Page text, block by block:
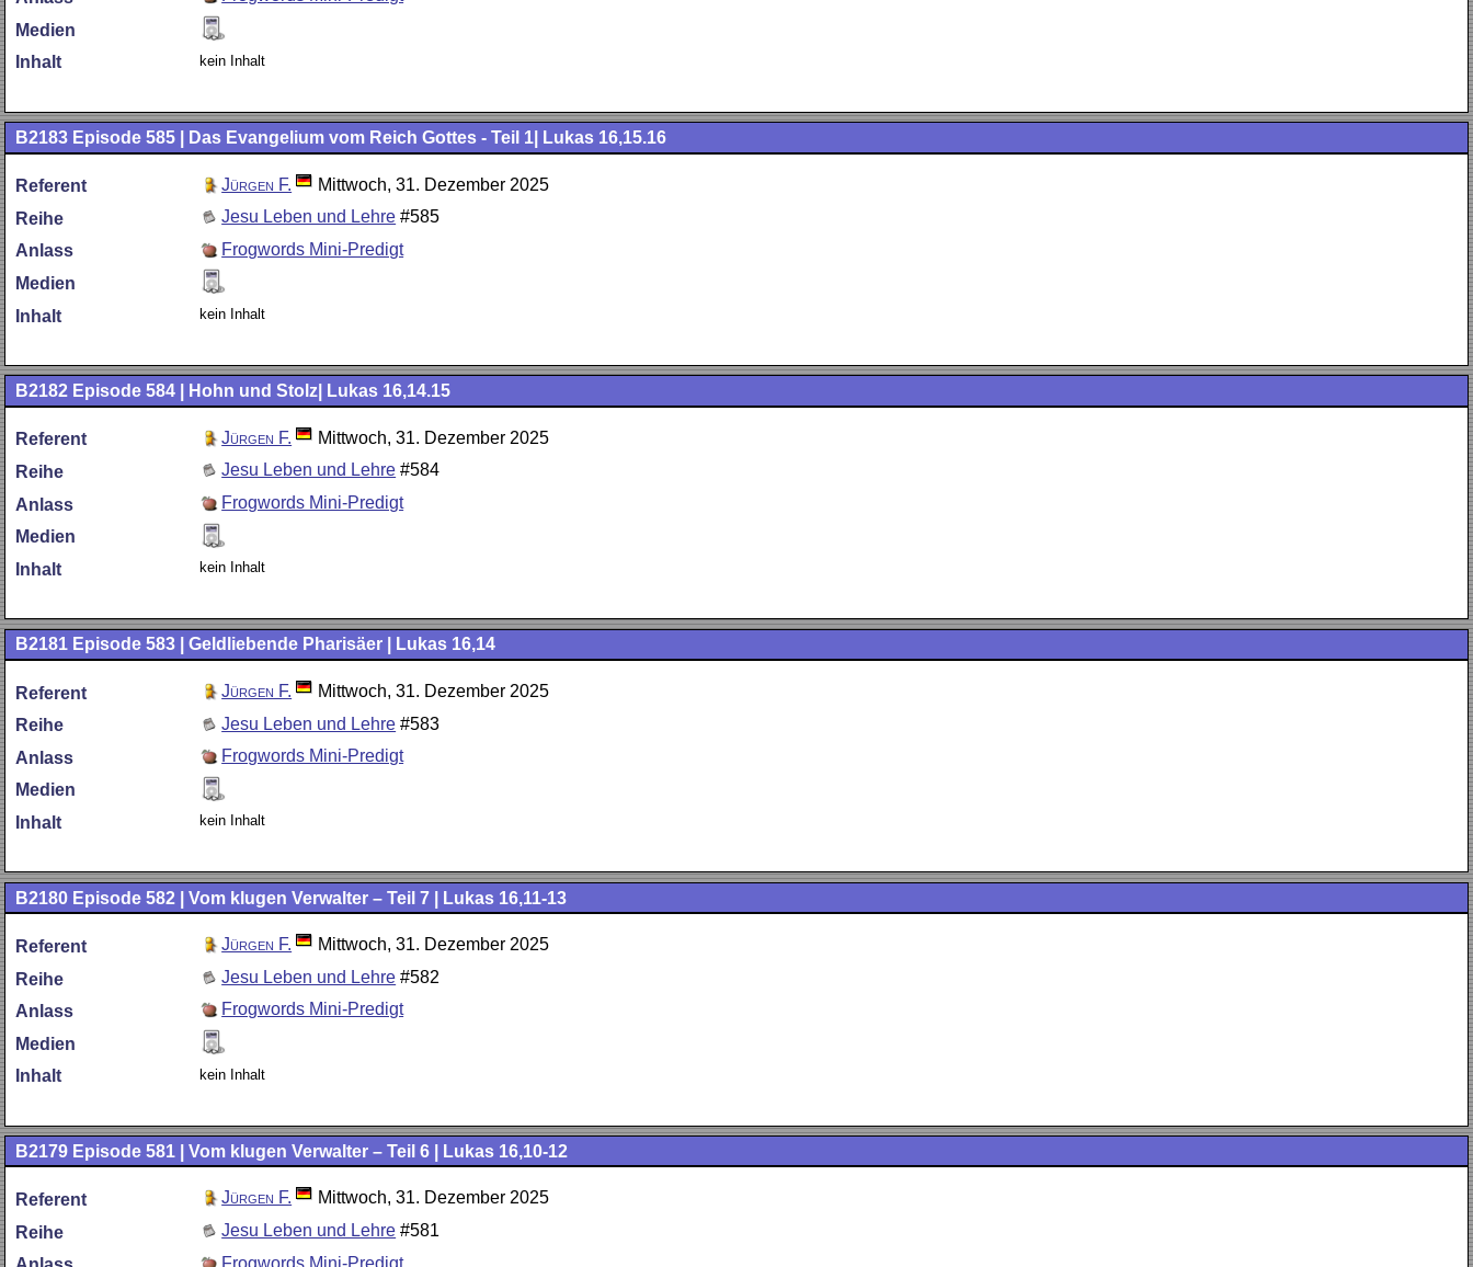
Medien
Inhalt
kein Inhalt
B2183 Episode 585 | Das Evangelium vom Reich Gottes - Teil 1| Lukas 16,15.16
Referent Jürgen F.
Mittwoch, 31. Dezember 2025
Reihe
Jesu Leben und Lehre #585
Anlass
Frogwords Mini-Predigt
Medien
Inhalt
kein Inhalt
B2182 Episode 584 | Hohn und Stolz| Lukas 16,14.15
Referent Jürgen F.
Mittwoch, 31. Dezember 2025
Reihe
Jesu Leben und Lehre #584
Anlass
Frogwords Mini-Predigt
Medien
Inhalt
kein Inhalt
B2181 Episode 583 | Geldliebende Pharisäer | Lukas 16,14
Referent Jürgen F.
Mittwoch, 31. Dezember 2025
Reihe
Jesu Leben und Lehre #583
Anlass
Frogwords Mini-Predigt
Medien
Inhalt
kein Inhalt
B2180 Episode 582 | Vom klugen Verwalter – Teil 7 | Lukas 16,11-13
Referent Jürgen F.
Mittwoch, 31. Dezember 2025
Reihe
Jesu Leben und Lehre #582
Anlass
Frogwords Mini-Predigt
Medien
Inhalt
kein Inhalt
B2179 Episode 581 | Vom klugen Verwalter – Teil 6 | Lukas 16,10-12
Referent Jürgen F.
Mittwoch, 31. Dezember 2025
Reihe
Jesu Leben und Lehre #581
Frogwords Mini-Predigt